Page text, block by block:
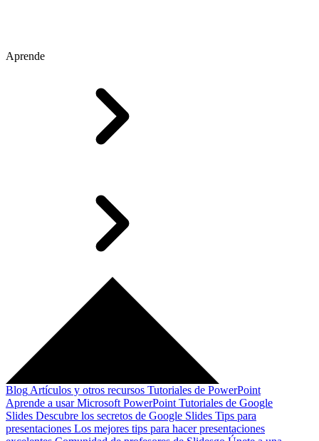
Aprende
Blog Artículos y otros recursos Tutoriales de PowerPoint
Aprende a usar Microsoft PowerPoint Tutoriales de Google
Slides Descubre los secretos de Google Slides Tips para
presentaciones Los mejores tips para hacer presentaciones